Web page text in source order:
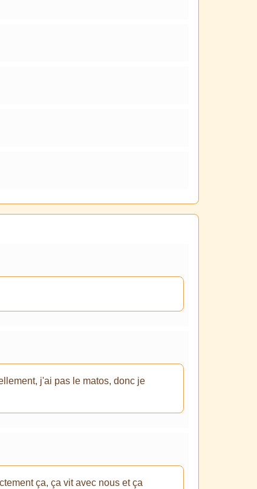
j'ai pas le matos, donc je
ça, ça vit avec nous et ça